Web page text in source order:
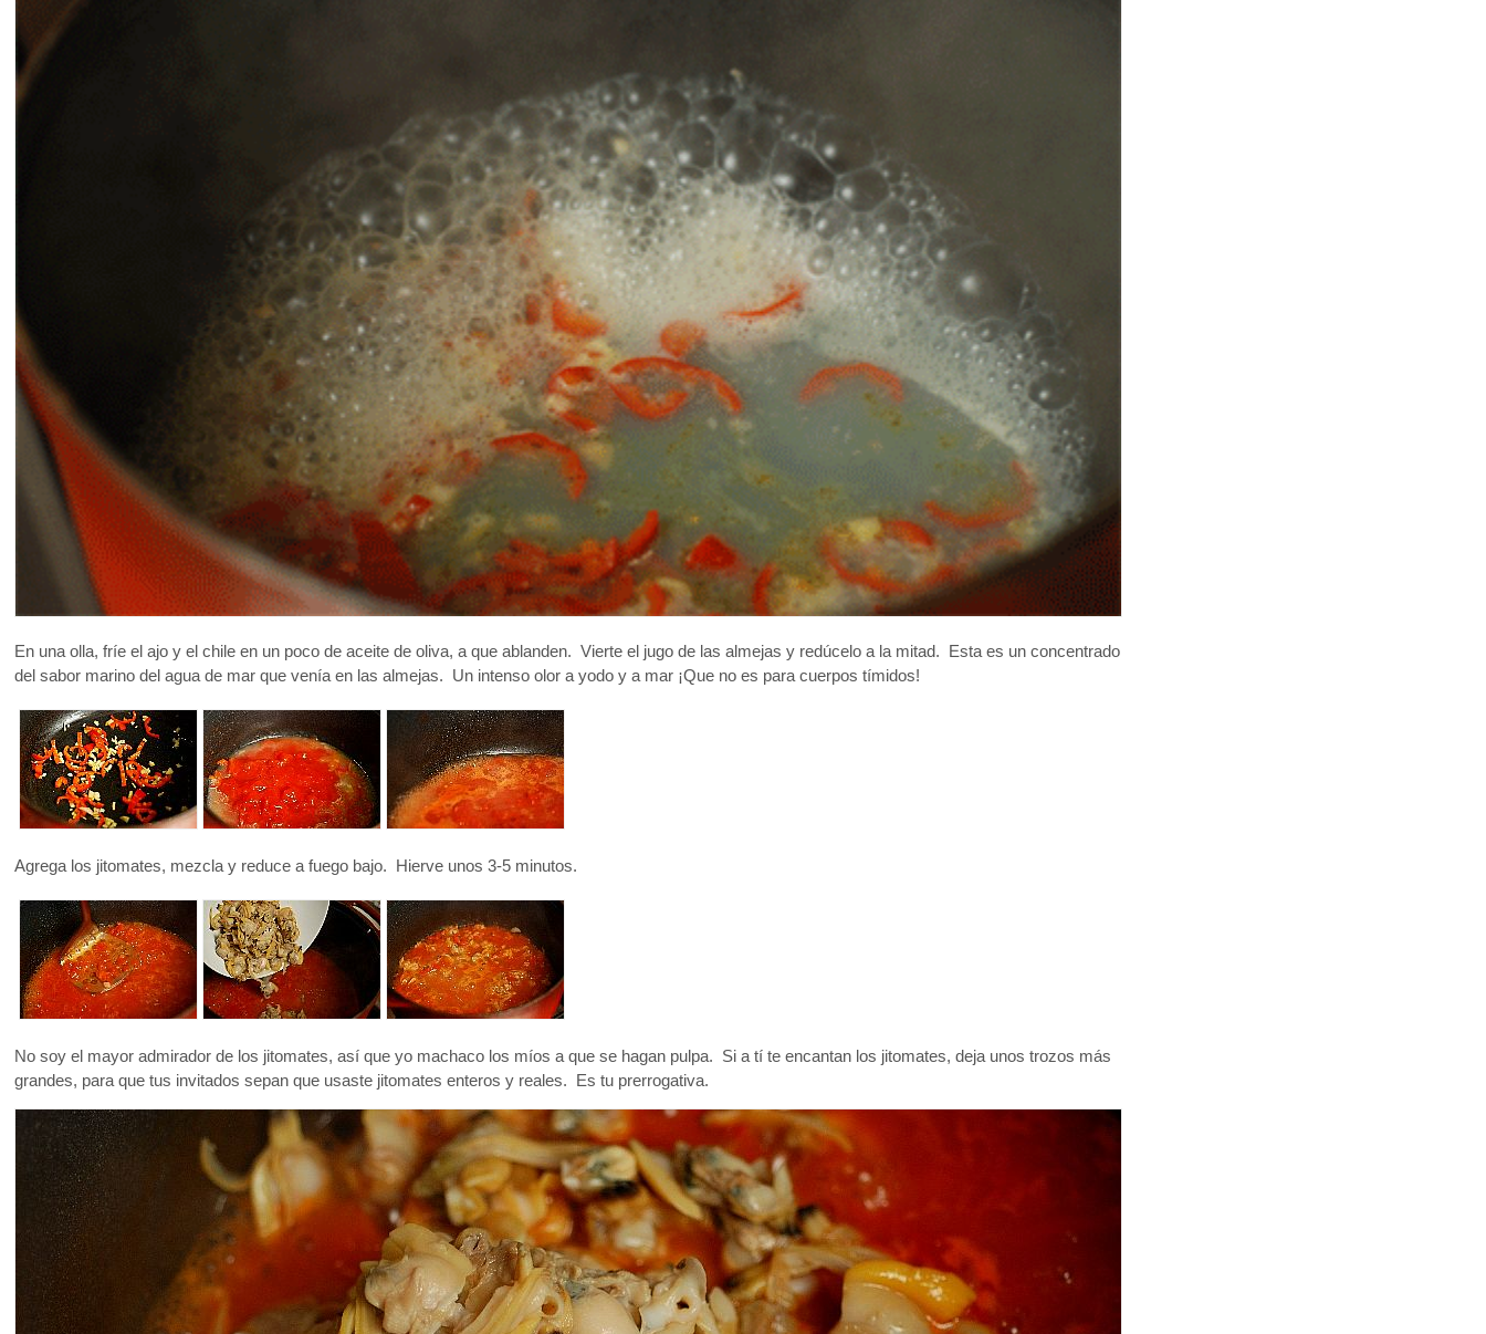
En una olla, fríe el ajo y el chile en un poco de aceite de oliva, a que ablanden. Vierte el jugo de las almejas y redúcelo a la mitad. Esta es un concentrado
del sabor marino del agua de mar que venía en las almejas. Un intenso olor a yodo y a mar ¡Que no es para cuerpos tímidos!
Agrega los jitomates, mezcla y reduce a fuego bajo. Hierve unos 3-5 minutos.
No soy el mayor admirador de los jitomates, así que yo machaco los míos a que se hagan pulpa. Si a tí te encantan los jitomates, deja unos trozos más
grandes, para que tus invitados sepan que usaste jitomates enteros y reales. Es tu prerrogativa.